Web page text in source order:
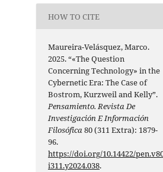
HOW TO CITE
Maureira-Velásquez, Marco.
2025. “«The Question
Concerning Technology» in the
Cybernetic Era: The Case of
Bostrom, Kurzweil and Kelly”.
Pensamiento. Revista De
Investigación E Información
Filosófica80 (311 Extra): 1879-
96.
https://doi.org/10.14422/
i311.y2024.038.